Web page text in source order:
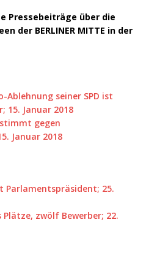
Pressebeiträge über die
der BERLINER MITTE in der
Ablehnung seiner SPD ist
15. Januar 2018
stimmt gegen
Januar 2018
Parlamentspräsident; 25.
zwölf Bewerber; 22.